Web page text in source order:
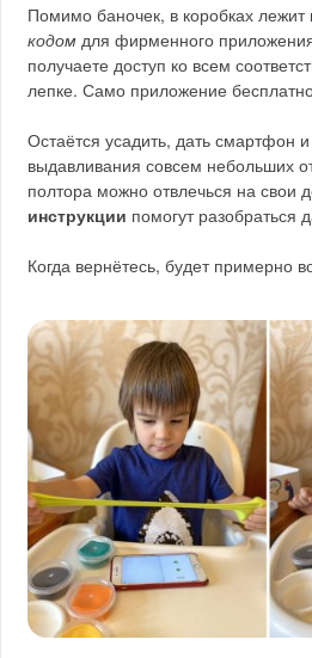
Помимо баночек, в коробках
кодом для фирменного
получаете доступ ко всем
лепке. Само приложение
Остаётся усадить, дать смартфон
выдавливания совсем небольших
полтора можно отвлечься на свои
инструкции помогут
Когда вернётесь, будет примерно